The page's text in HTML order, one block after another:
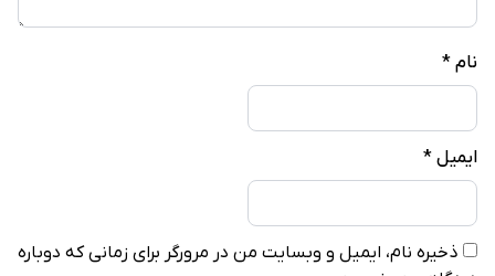
نام *
ایمیل *
ذخیره نام، ایمیل و وبسایت من در مرورگر برای زمانی که دوباره